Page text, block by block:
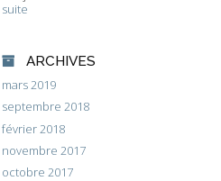
suite
ARCHIVES
mars 2019
septembre 2018
février 2018
novembre 2017
octobre 2017